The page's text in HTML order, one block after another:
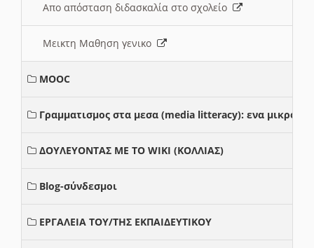
Απο απόσταση διδασκαλία στο σχολείο
Μεικτη Μαθηση γενικο
MOOC
Γραμματισμος στα μεσα (media litteracy): ενα μικρο
ΔΟΥΛΕΥΟΝΤΑΣ ΜΕ ΤΟ WIKI (ΚΟΛΛΙΑΣ)
Blog-σύνδεσμοι
ΕΡΓΑΛΕΙΑ ΤΟΥ/ΤΗΣ ΕΚΠΑΙΔΕΥΤΙΚΟΥ